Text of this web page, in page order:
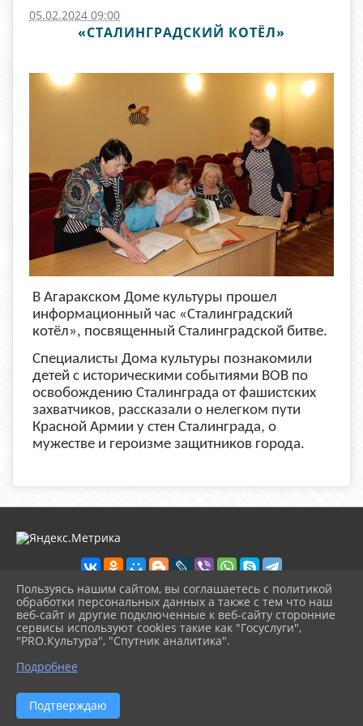
05.02.2024 09:00
«СТАЛИНГРАДСКИЙ КОТЁЛ»
В Агаракском Доме культуры прошел
информационный час «Сталинградский
котёл», посвященный Сталинградской битве.
Специалисты Дома культуры познакомили
детей с историческими событиями ВОВ по
освобождению Сталинграда от фашистских
захватчиков, рассказали о нелегком пути
Красной Армии у стен Сталинграда, о
мужестве и героизме защитников города.
2026 г. ckd-urg.ru
Вход
Карта сайта
Политика обработки персональных данных
Сделано на KubCMS
Разработка и поддержка
Пользуясь нашим сайтом, вы соглашаетесь с политикой
обработки персональных данных а также с тем что наш
веб-сайт и другие подключенные к веб-сайту сторонние
сервисы используют cookies такие как "Госуслуги",
"PRO.Культура", "Спутник аналитика".
Подробнее
Подтверждаю